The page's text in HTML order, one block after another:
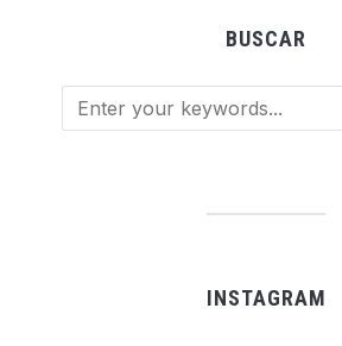
BUSCAR
INSTAGRAM